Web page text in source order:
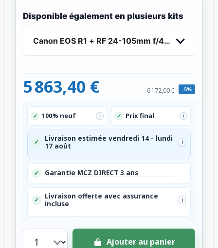
Disponible également en plusieurs kits
Canon EOS R1 + RF 24-105mm f/4 L IS USM
5 863,40 € 6 172,00 € -5%
✓ 100% neuf i ✓ Prix final i
✓
Livraison estimée vendredi 14 - lundi
17 août
i
✓ Garantie MCZ DIRECT 3 ans
✓
Livraison offerte avec assurance
incluse
i
Ajouter au panier